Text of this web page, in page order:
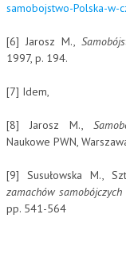
samobojstwo-Polska-w-
[6] Jarosz M.,
1997, p. 194.
[7] Idem,
[8] Jarosz M.,
Naukowe PWN,
[9] Susułowska M.,
zamachów samobójczych
pp. 541-564